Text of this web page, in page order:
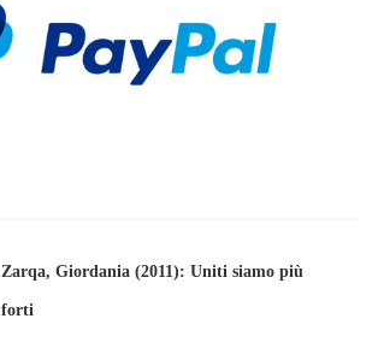
Zarqa, Giordania (2011): Uniti siamo più
forti